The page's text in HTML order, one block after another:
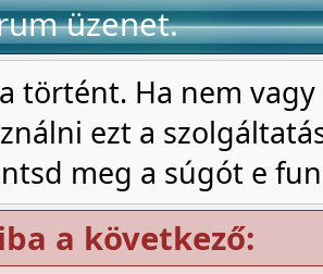
üzenet.
történt. Ha nem
ezt a
meg a súgót e
a következő: